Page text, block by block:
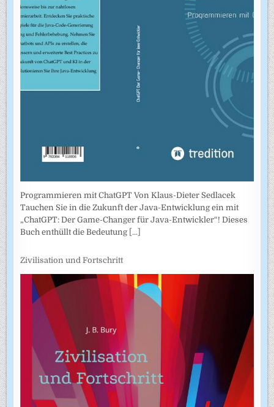
Programmieren mit ChatGPT Von Klaus-Dieter Sedlacek
Tauchen Sie in die Zukunft der Java-Entwicklung ein mit
„ChatGPT: Der Game-Changer für Java-Entwickler“! Dieses
Buch enthüllt die Bedeutung [...]
Zivilisation und Fortschritt